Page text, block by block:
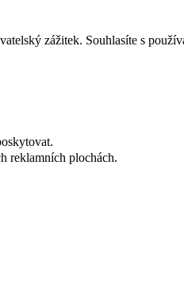
zážitek. Souhlasíte s
reklamních plochách.